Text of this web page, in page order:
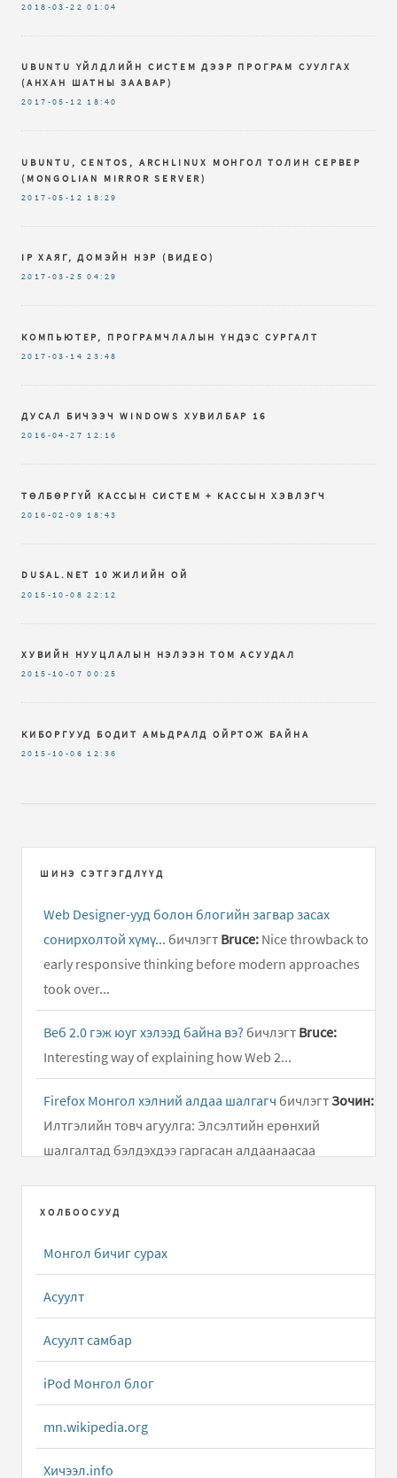
2018-03-22 01:04
UBUNTU ҮЙЛДЛИЙН СИСТЕМ ДЭЭР ПРОГРАМ СУУЛГАХ
(АНХАН ШАТНЫ ЗААВАР)
2017-05-12 18:40
UBUNTU, CENTOS, ARCHLINUX МОНГОЛ ТОЛИН СЕРВЕР
(MONGOLIAN MIRROR SERVER)
2017-05-12 18:29
IP ХАЯГ, ДОМЭЙН НЭР (ВИДЕО)
2017-03-25 04:29
КОМПЬЮТЕР, ПРОГРАМЧЛАЛЫН ҮНДЭС СУРГАЛТ
2017-03-14 23:48
ДУСАЛ БИЧЭЭЧ WINDOWS ХУВИЛБАР 16
2016-04-27 12:16
ТӨЛБӨРГҮЙ КАССЫН СИСТЕМ + КАССЫН ХЭВЛЭГЧ
2016-02-09 18:43
DUSAL.NET 10 ЖИЛИЙН ОЙ
2015-10-08 22:12
ХУВИЙН НУУЦЛАЛЫН НЭЛЭЭН ТОМ АСУУДАЛ
2015-10-07 00:25
КИБОРГУУД БОДИТ АМЬДРАЛД ОЙРТОЖ БАЙНА
2015-10-06 12:36
ШИНЭ СЭТГЭГДЛҮҮД
Web Designer-ууд болон блогийн загвар засах
сонирхолтой хүмү... бичлэгт Bruce: Nice throwback to
early responsive thinking before modern approaches
took over...
Веб 2.0 гэж юуг хэлээд байна вэ? бичлэгт Bruce:
Interesting way of explaining how Web 2...
Firefox Монгол хэлний алдаа шалгагч бичлэгтЗочин:
Илтгэлийн товч агуулга: Элсэлтийн ерөнхий
шалгалтад бэлдэхдээ гаргасан алдаанаасаа
Дусал Бичээч ( Mongolian Keyboard Layouts driver )
Монгол Англи тол...
холбоосыг сэргээлээ.
Apple Dictionary.app толь бичгийн програмын
Монгол Англи тол...
ХОЛБООСУУД
Монгол бичиг сурах
Асуулт
Асуулт самбар
iPod Монгол блог
mn.wikipedia.org
Хичээл.info